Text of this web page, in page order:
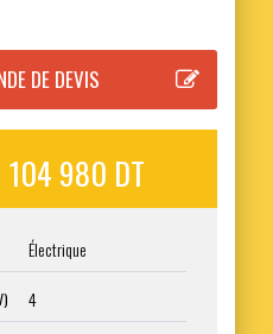
104 980 DT
Électrique
4